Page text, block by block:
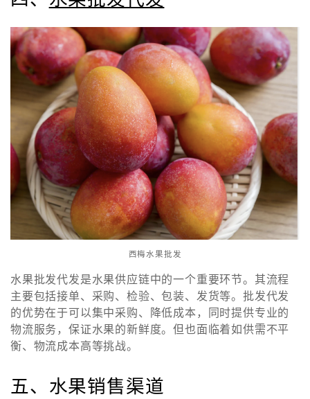
西梅水果批发
水果批发代发是水果供应链中的一个重要环节。其流程
主要包括接单、采购、检验、包装、发货等。批发代发
的优势在于可以集中采购、降低成本，同时提供专业的
物流服务，保证水果的新鲜度。但也面临着如供需不平
衡、物流成本高等挑战。
五、水果销售渠道